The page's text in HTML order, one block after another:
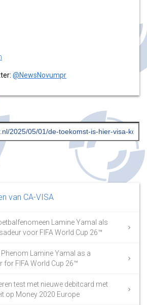
@NewsNovumpr
van CA-VISA
Lamine Yamal als
voor FIFA World Cup 26™
Lamine Yamal as a
FIFA World Cup 26™
test met nieuwe debitcard met
op Money 2020 Europe